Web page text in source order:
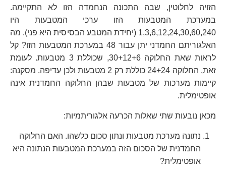
הזויה לחלוטין, שבה התכונה הנחמדה הזו לא התקיימה.
במערכת המטבעות הזו ערכי המטבעות היו
1,3,6,12,24,30,60,240 (יחידת המטבע הבסיסית היא פני). מה
האלגוריתם החמדני יתן עבור 48 במערכת המטבעות הזו? קל
לראות שאת החלוקה 30+12+6, שכוללת 3 מטבעות. לעומת
זאת, החלוקה 24+24 כוללת רק 2 מטבעות ולכן עדיפה. מסקנה:
קיימות מערכות של מטבעות שבהן החלוקה החמדנית אינה
אופטימלית.
מכאן נובעות שתי שאלות הכרעה אלגוריתמיות:
נתונה מערכת מטבעות ונתון סכום כלשהו. האם החלוקה
החמדנית של הסכום הזה במערכת המטבעות הנתונה היא
אופטימלית?